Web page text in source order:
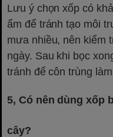
Lưu ý chọn xốp có
ẩm để tránh tạo môi
mưa nhiều, nên kiểm
ngày. Sau khi bọc
tránh để côn trùng
5, Có nên dùng xốp
cây?